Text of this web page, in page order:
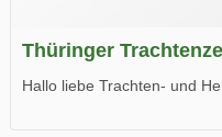
Thüringer
Hallo liebe Trachten- und